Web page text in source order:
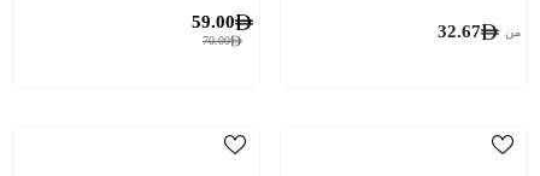
من 32.67
70.00
59.00